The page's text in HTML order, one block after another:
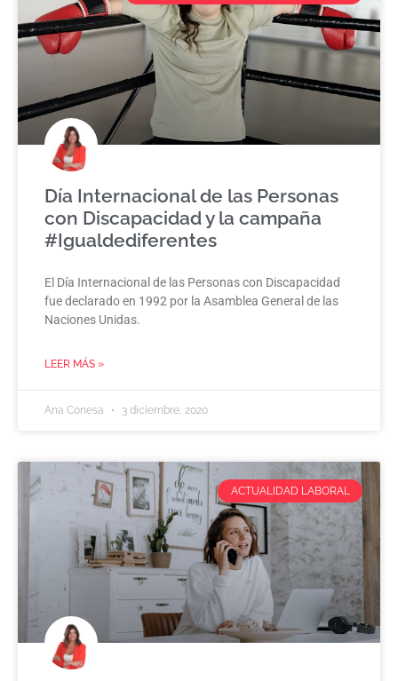
Día Internacional de las Personas
con Discapacidad y la campaña
#Igualdediferentes
El Día Internacional de las Personas con Discapacidad
fue declarado en 1992 por la Asamblea General de las
Naciones Unidas.
LEER MÁS »
Ana Conesa 3 diciembre, 2020
ACTUALIDAD LABORAL